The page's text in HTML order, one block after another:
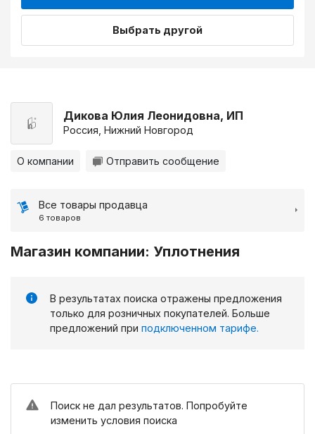
Выбрать другой
Дикова Юлия Леонидовна, ИП
Россия, Нижний Новгород
О компании Отправить сообщение
Все товары продавца
6 товаров
Магазин компании: Уплотнения
В результатах поиска отражены предложения
только для розничных покупателей. Больше
предложений при подключенном тарифе.
Поиск не дал результатов. Попробуйте
изменить условия поиска